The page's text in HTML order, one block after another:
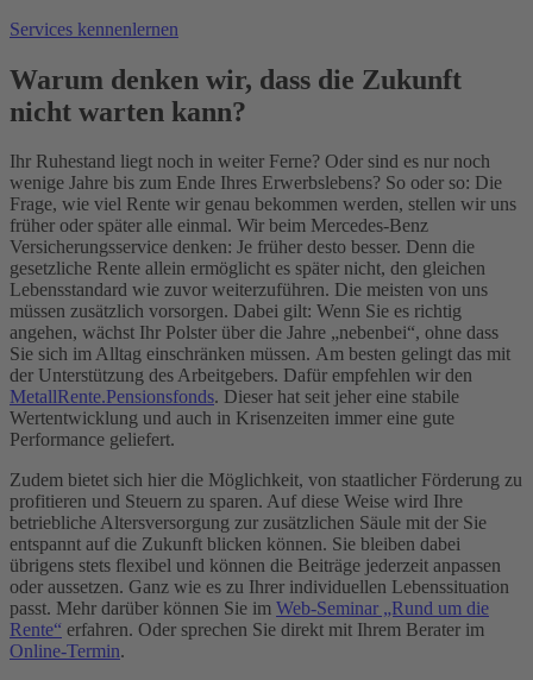
Services kennenlernen
Warum denken wir, dass die Zukunft
nicht warten kann?
Ihr Ruhestand liegt noch in weiter Ferne? Oder sind es nur noch
wenige Jahre bis zum Ende Ihres Erwerbslebens? So oder so: Die
Frage, wie viel Rente wir genau bekommen werden, stellen wir uns
früher oder später alle einmal. Wir beim Mercedes-Benz
Versicherungsservice denken: Je früher desto besser. Denn die
gesetzliche Rente allein ermöglicht es später nicht, den gleichen
Lebensstandard wie zuvor weiterzuführen. Die meisten von uns
müssen zusätzlich vorsorgen. Dabei gilt: Wenn Sie es richtig
angehen, wächst Ihr Polster über die Jahre „nebenbei“, ohne dass
Sie sich im Alltag einschränken müssen. Am besten gelingt das mit
der Unterstützung des Arbeitgebers. Dafür empfehlen wir den
MetallRente.Pensionsfonds. Dieser hat seit jeher eine stabile
Wertentwicklung und auch in Krisenzeiten immer eine gute
Performance geliefert.
Zudem bietet sich hier die Möglichkeit, von staatlicher Förderung zu
profitieren und Steuern zu sparen. Auf diese Weise wird Ihre
betriebliche Altersversorgung zur zusätzlichen Säule mit der Sie
entspannt auf die Zukunft blicken können. Sie bleiben dabei
übrigens stets flexibel und können die Beiträge jederzeit anpassen
oder aussetzen. Ganz wie es zu Ihrer individuellen Lebenssituation
passt. Mehr darüber können Sie im Web-Seminar „Rund um die
Rente“ erfahren. Oder sprechen Sie direkt mit Ihrem Berater im
Online-Termin.